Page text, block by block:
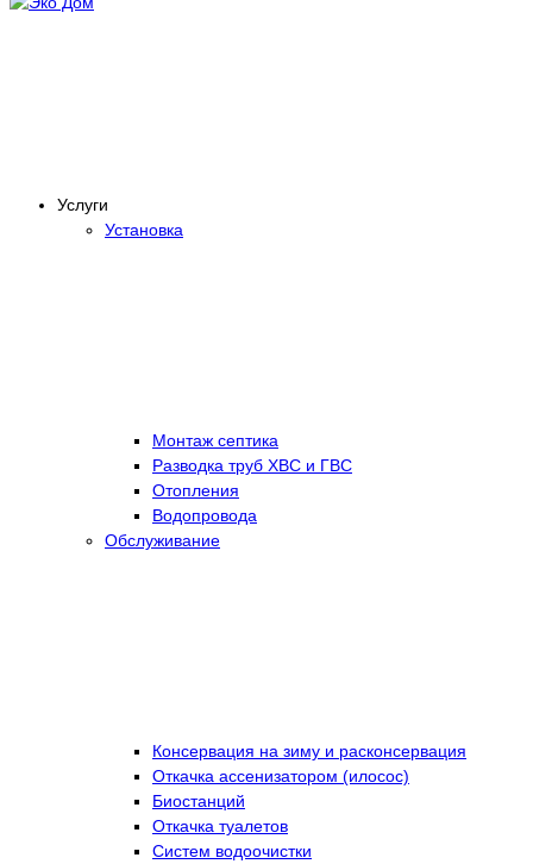
Услуги
Установка
Монтаж септика
Разводка труб ХВС и ГВС
Отопления
Водопровода
Обслуживание
Консервация на зиму и расконсервация
Откачка ассенизатором (илосос)
Биостанций
Откачка туалетов
Систем водоочистки